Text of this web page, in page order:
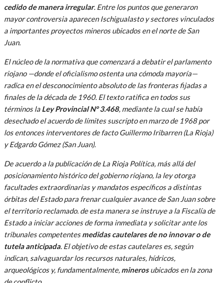
cedido de manera irregular. Entre los puntos que generaron
mayor controversia aparecen Ischigualasto y sectores vinculados
a importantes proyectos mineros ubicados en el norte de San
Juan.
El núcleo de la normativa que comenzará a debatir el parlamento
riojano —donde el oficialismo ostenta una cómoda mayoría—
radica en el desconocimiento absoluto de las fronteras fijadas a
finales de la década de 1960. El texto ratifica en todos sus
términos la Ley Provincial N° 3.468, mediante la cual se había
desechado el acuerdo de límites suscripto en marzo de 1968 por
los entonces interventores de facto Guillermo Iribarren (La Rioja)
y Edgardo Gómez (San Juan).
De acuerdo a la publicación de La Rioja Política, más allá del
posicionamiento histórico del gobierno riojano, la ley otorga
facultades extraordinarias y mandatos específicos a distintas
órbitas del Estado para frenar cualquier avance de San Juan sobre
el territorio reclamado. de esta manera se instruye a la Fiscalía de
Estado a iniciar acciones de forma inmediata y solicitar ante los
tribunales competentesmedidas cautelares de no innovar o de
tutela anticipada. El objetivo de estas cautelares es, según
indican, salvaguardar los recursos naturales, hídricos,
arqueológicos y, fundamentalmente, minerosubicados en la zona